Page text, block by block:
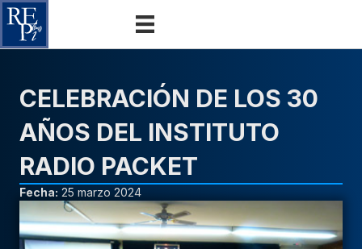
CELEBRACIÓN DE LOS 30
AÑOS DEL INSTITUTO
RADIO PACKET
Fecha: 25 marzo 2024